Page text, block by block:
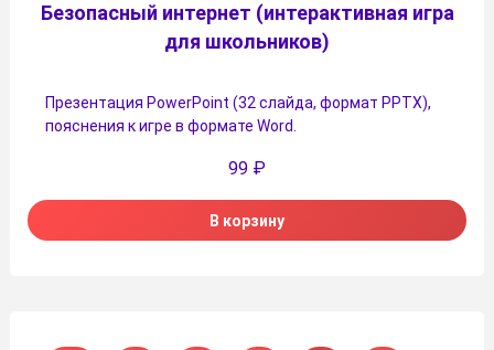
Безопасный интернет (интерактивная игра
для школьников)
Презентация PowerPoint (32 слайда, формат PPTX),
пояснения к игре в формате Word.
99 ₽
В корзину